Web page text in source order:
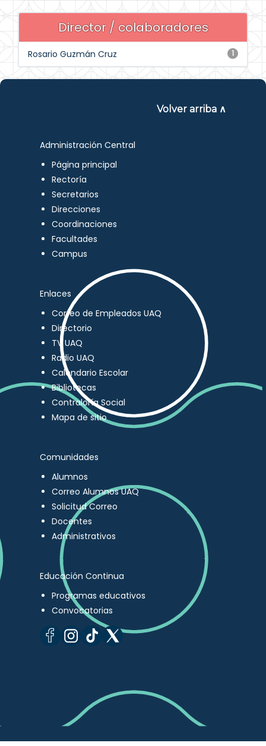
Director / colaboradores
1
Rosario Guzmán Cruz
Volver arriba ∧
Administración Central
Página principal
Rectoría
Secretarios
Direcciones
Coordinaciones
Facultades
Campus
Enlaces
Correo de Empleados UAQ
Directorio
TV UAQ
Radio UAQ
Calendario Escolar
Bibliotecas
Contraloría Social
Mapa de sitio
Comunidades
Alumnos
Correo Alumnos UAQ
Solicitud Correo
Docentes
Administrativos
Educación Continua
Programas educativos
Convocatorias